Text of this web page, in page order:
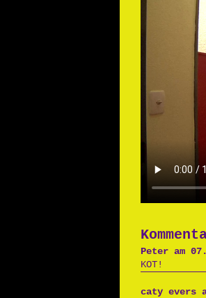
Peter am
KOT!
caty evers